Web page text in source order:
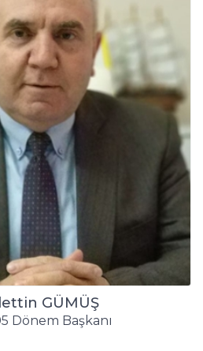
GÜMÜŞ
Dönem Başkanı